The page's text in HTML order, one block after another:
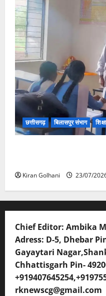
छत्तीसगढ़ बिलासपुर संभाग
Kiran Golhani 23/07/
Chief Editor: Ambika
Adress: D-5, Dhebar
Gayaytari
Chhattisgarh Pin-
rknewscg@gmail.com